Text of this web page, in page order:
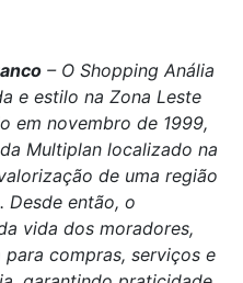
– O Shopping Anália
e estilo na Zona Leste
em novembro de 1999,
Multiplan localizado na
de uma região
Desde então, o
vida dos moradores,
compras, serviços e